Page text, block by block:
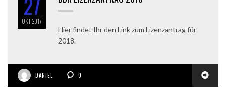
OKT.2017
Hier findet Ihr den Link zum Lizenzantrag für
2018.
DANIEL 0